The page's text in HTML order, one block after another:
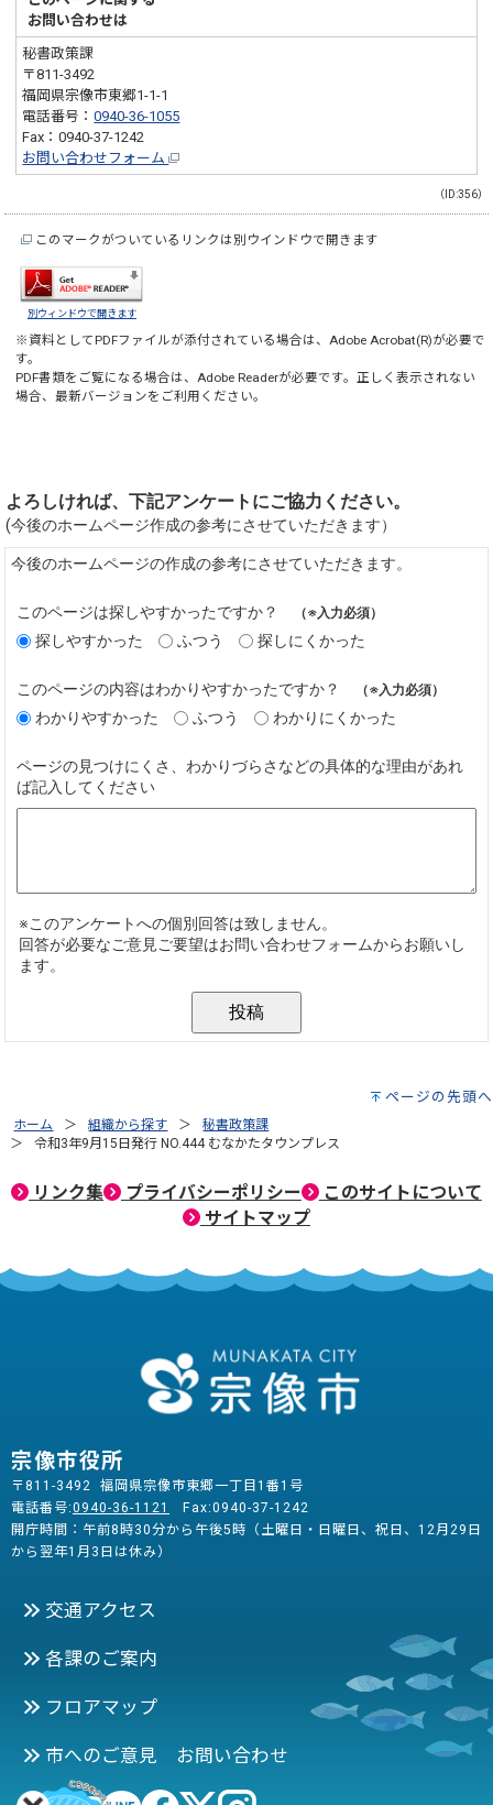
お問い合わせは
秘書政策課
〒811-3492
福岡県宗像市東郷1-1-1
電話番号：0940-36-1055
Fax：0940-37-1242
お問い合わせフォーム
（ID:356）
このマークがついているリンクは別ウインドウで開きます
別ウィンドウで開きます
※資料としてPDFファイルが添付されている場合は、 Adobe Acrobat(R)が必要で
す。
PDF書類をご覧になる場合は、 Adobe Readerが必要です。正しく表示されない
場合、最新バージョンをご利用ください。
ページの先頭へ
ホーム 組織から探す
秘書政策課
令和3年9月15日発行 NO.444 むなかたタウンプレス
リンク集 プライバシーポリシー
このサイトについて
サイトマップ
宗像市役所
〒811-3492 福岡県宗像市東郷一丁目1番1号
電話番号:0940-36-1121
Fax:0940-37-1242
開庁時間：午前8時30分から午後5時（土曜日・日曜日、祝日、12月29日
から翌年1月3日は休み）
交通アクセス
各課のご案内
フロアマップ
市へのご意見 お問い合わせ